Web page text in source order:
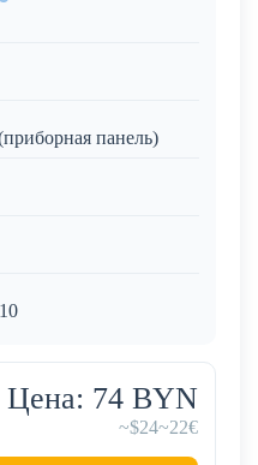
панель)
Цена: 74 BYN
~$24~22€